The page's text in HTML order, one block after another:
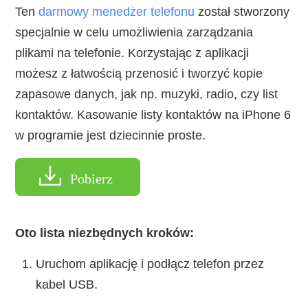
Tendarmowy menedżer telefonu został stworzony
specjalnie w celu umożliwienia zarządzania
plikami na telefonie. Korzystając z aplikacji
możesz z łatwością przenosić i tworzyć kopie
zapasowe danych, jak np. muzyki, radio, czy list
kontaktów. Kasowanie listy kontaktów na iPhone 6
w programie jest dziecinnie proste.
Pobierz
Oto lista niezbędnych kroków:
Uruchom aplikację i podłącz telefon przez
kabel USB.